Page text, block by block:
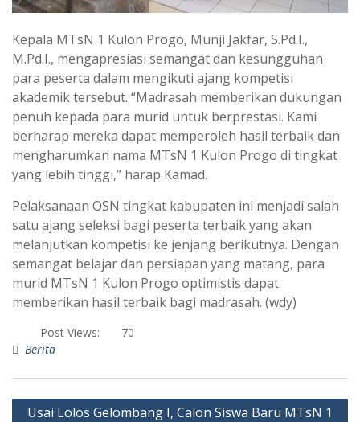
Kepala MTsN 1 Kulon Progo, Munji Jakfar, S.Pd.I.,
M.Pd.I., mengapresiasi semangat dan kesungguhan
para peserta dalam mengikuti ajang kompetisi
akademik tersebut. “Madrasah memberikan dukungan
penuh kepada para murid untuk berprestasi. Kami
berharap mereka dapat memperoleh hasil terbaik dan
mengharumkan nama MTsN 1 Kulon Progo di tingkat
yang lebih tinggi,” harap Kamad.
Pelaksanaan OSN tingkat kabupaten ini menjadi salah
satu ajang seleksi bagi peserta terbaik yang akan
melanjutkan kompetisi ke jenjang berikutnya. Dengan
semangat belajar dan persiapan yang matang, para
murid MTsN 1 Kulon Progo optimistis dapat
memberikan hasil terbaik bagi madrasah. (wdy)
Post Views:
70
Berita
Usai Lolos Gelombang I, Calon Siswa Baru MTsN 1